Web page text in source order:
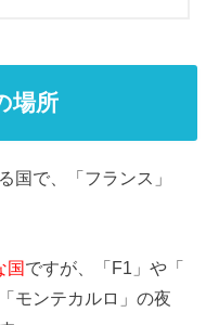
場所
国で、「フランス」
国ですが、「F1」や「
モンテカルロ」の夜